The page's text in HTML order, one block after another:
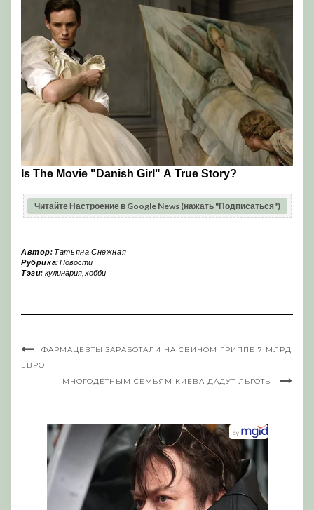
Читайте Настроение в Google News (нажать "Подписаться")
Автор: Татьяна Снежная
Рубрика:Новости
Тэги: кулинария, хобби
ФАРМАЦЕВТЫ ЗАРАБОТАЛИ НА СВИНОМ ГРИППЕ 7 МЛРД
ЕВРО
МНОГОДЕТНЫМ СЕМЬЯМ КИЕВА ДАДУТ ЛЬГОТЫ